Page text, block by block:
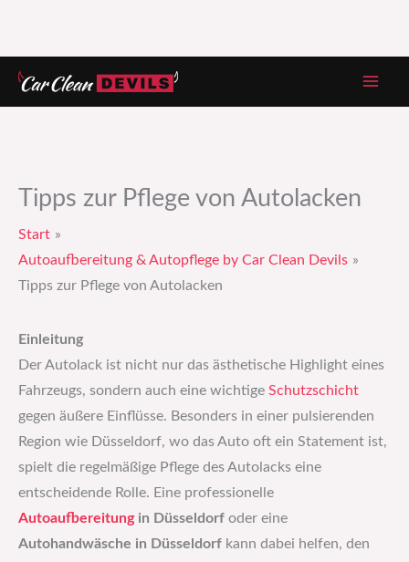
Zum
Inhalt
Tipps zur Pflege von Autolacken
Start
Autoaufbereitung & Autopflege by Car Clean Devils
Tipps zur Pflege von Autolacken
Einleitung
Der Autolack ist nicht nur das ästhetische Highlight eines
Fahrzeugs, sondern auch eine wichtige Schutzschicht
gegen äußere Einflüsse. Besonders in einer pulsierenden
Region wie Düsseldorf, wo das Auto oft ein Statement ist,
spielt die regelmäßige Pflege des Autolacks eine
entscheidende Rolle. Eine professionelle
Autoaufbereitungin Düsseldorf oder eine
Autohandwäsche in Düsseldorf kann dabei helfen, den